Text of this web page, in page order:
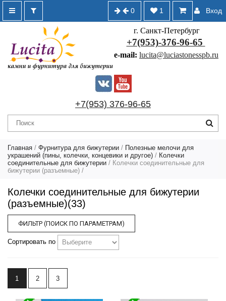
Вход
1
0
г. Санкт-Петербург
+7(953)-376-96-65
e-mail: lucita@luciastonesspb.ru
+7(953) 376-96-65
Главная / Фурнитура для бижутерии / Полезные мелочи для
украшений (пины, колечки, концевики и другое) / Колечки
соединительные для бижутерии / Колечки соединительные для
бижутерии (разъемные) /
Колечки соединительные для бижутерии
(разъемные)(33)
ФИЛЬТР (ПОИСК ПО ПАРАМЕТРАМ)
Сортировать по
1 2 3